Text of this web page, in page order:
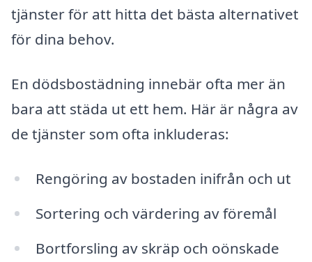
tjänster för att hitta det bästa alternativet
för dina behov.
En dödsbostädning innebär ofta mer än
bara att städa ut ett hem. Här är några av
de tjänster som ofta inkluderas:
Rengöring av bostaden inifrån och ut
Sortering och värdering av föremål
Bortforsling av skräp och oönskade